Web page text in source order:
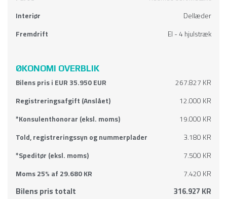
Interiør
Dellæder
Fremdrift
El - 4 hjulstræk
ØKONOMI OVERBLIK
Bilens pris i EUR 35.950 EUR
267.827 KR
Registreringsafgift (Anslået)
12.000 KR
*Konsulenthonorar (eksl. moms)
19.000 KR
Told, registreringssyn og nummerplader
3.180 KR
*Speditør (eksl. moms)
7.500 KR
Moms 25% af 29.680 KR
7.420 KR
Bilens pris totalt 316.927 KR